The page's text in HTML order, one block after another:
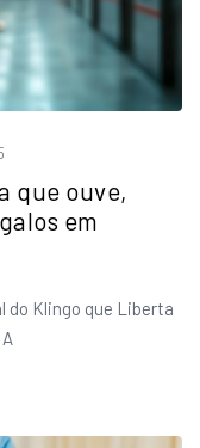
que ouve,
em
Klingo que Liberta